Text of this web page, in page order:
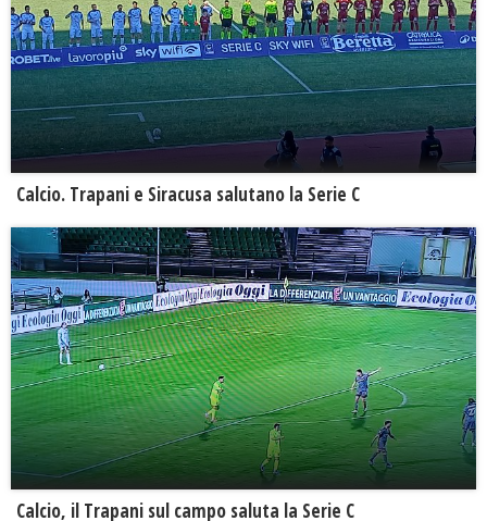
Calcio. Trapani e Siracusa salutano la Serie C
Calcio, il Trapani sul campo saluta la Serie C